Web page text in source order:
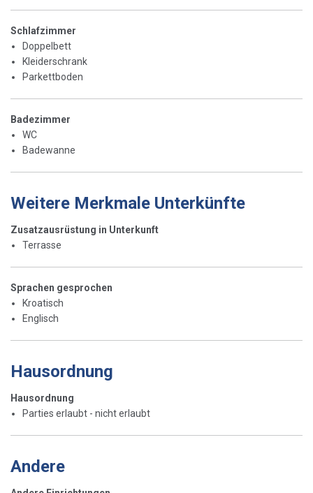
Schlafzimmer
Doppelbett
Kleiderschrank
Parkettboden
Badezimmer
WC
Badewanne
Weitere Merkmale Unterkünfte
Zusatzausrüstung in Unterkunft
Terrasse
Sprachen gesprochen
Kroatisch
Englisch
Hausordnung
Hausordnung
Parties erlaubt - nicht erlaubt
Andere